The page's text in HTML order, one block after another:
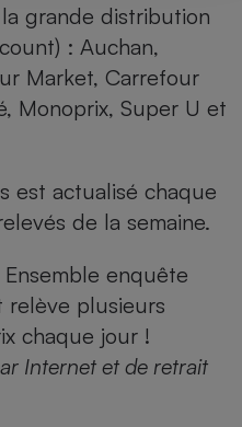
grande distribution
: Auchan,
Market, Carrefour
Monoprix, Super U et
est actualisé chaque
de la semaine.
enquête
relève plusieurs
chaque jour !
Internet et de retrait